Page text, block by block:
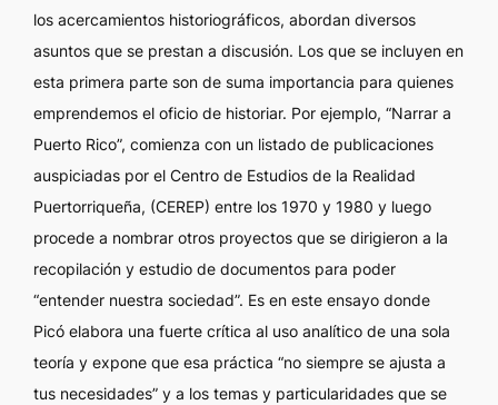
los acercamientos historiográficos, abordan diversos
asuntos que se prestan a discusión. Los que se incluyen en
esta primera parte son de suma importancia para quienes
emprendemos el oficio de historiar. Por ejemplo, “Narrar a
Puerto Rico”, comienza con un listado de publicaciones
auspiciadas por el Centro de Estudios de la Realidad
Puertorriqueña, (CEREP) entre los 1970 y 1980 y luego
procede a nombrar otros proyectos que se dirigieron a la
recopilación y estudio de documentos para poder
“entender nuestra sociedad”. Es en este ensayo donde
Picó elabora una fuerte crítica al uso analítico de una sola
teoría y expone que esa práctica “no siempre se ajusta a
tus necesidades” y a los temas y particularidades que se